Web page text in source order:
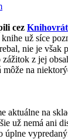
cez
už síce
nie je však
z jej
na
aktuálne na
už nemá ani
úplne